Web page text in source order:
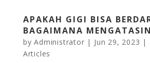
APAKAH GIGI BISA
BAGAIMANA
byAdministrator | Jun 29, 2023 |
Articles